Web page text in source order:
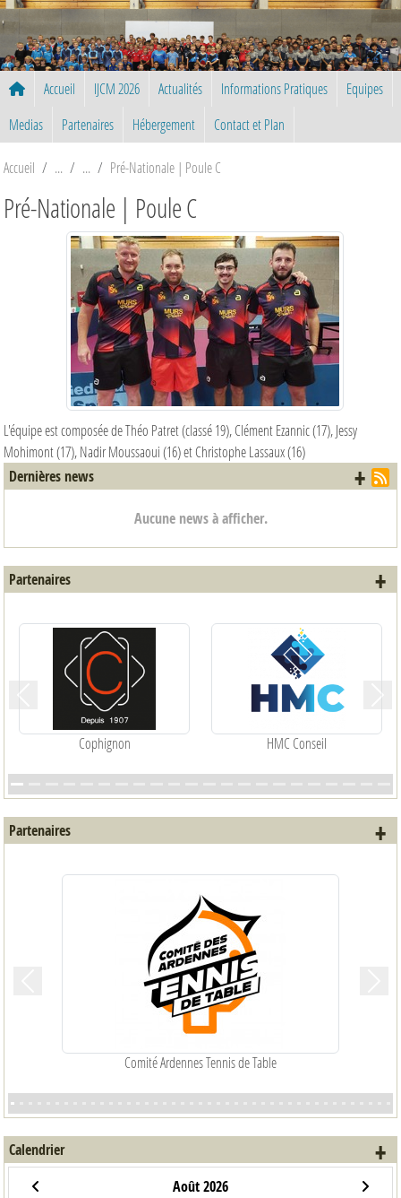
Accueil IJCM 2026 Actualités Informations Pratiques
Equipes
Medias
Partenaires Hébergement Contact et Plan
Accueil Pré-Nationale | Poule C
Pré-Nationale | Poule C
L'équipe est composée de Théo Patret (classé 19), Clément Ezannic (17), Jessy
Mohimont (17), Nadir Moussaoui (16) et Christophe Lassaux (16)
Dernières news
Aucune news à afficher.
+
Partenaires
Cophignon HMC Conseil
+
Partenaires
Comité Ardennes Tennis de Table
+
Calendrier
Août 2026
+
Panneau de gestion des cookies